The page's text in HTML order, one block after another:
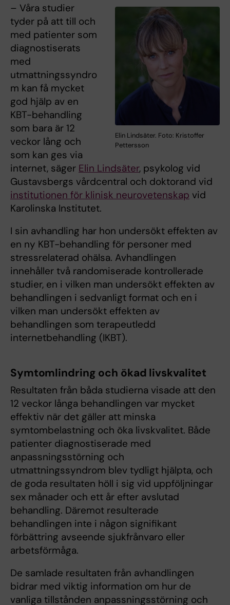
Elin Lindsäter. Foto: Kristoffer
Pettersson
– Våra studier
tyder på att till och
med patienter som
diagnostiserats
med
utmattningssyndro
m kan få mycket
god hjälp av en
KBT-behandling
som bara är 12
veckor lång och
som kan ges via
internet, säger Elin Lindsäter, psykolog vid
Gustavsbergs vårdcentral och doktorand vid
institutionen för klinisk neurovetenskap vid
Karolinska Institutet.
I sin avhandling har hon undersökt effekten av
en ny KBT-behandling för personer med
stressrelaterad ohälsa. Avhandlingen
innehåller två randomiserade kontrollerade
studier, en i vilken man undersökt effekten av
behandlingen i sedvanligt format och en i
vilken man undersökt effekten av
behandlingen som terapeutledd
internetbehandling (IKBT).
Symtomlindring och ökad livskvalitet
Resultaten från båda studierna visade att den
12 veckor långa behandlingen var mycket
effektiv när det gäller att minska
symtombelastning och öka livskvalitet. Både
patienter diagnostiserade med
anpassningsstörning och
utmattningssyndrom blev tydligt hjälpta, och
de goda resultaten höll i sig vid uppföljningar
sex månader och ett år efter avslutad
behandling. Däremot resulterade
behandlingen inte i någon signifikant
förbättring avseende sjukfrånvaro eller
arbetsförmåga.
De samlade resultaten från avhandlingen
bidrar med viktig information om hur de
vanliga tillstånden anpassningsstörning och